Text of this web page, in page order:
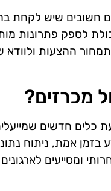
חשובים שיש לקחת
לספק פתרונות
ההצעות
מכרזים?
כלים חדשים
בזמן אמת, ניתוח
ומסייעים